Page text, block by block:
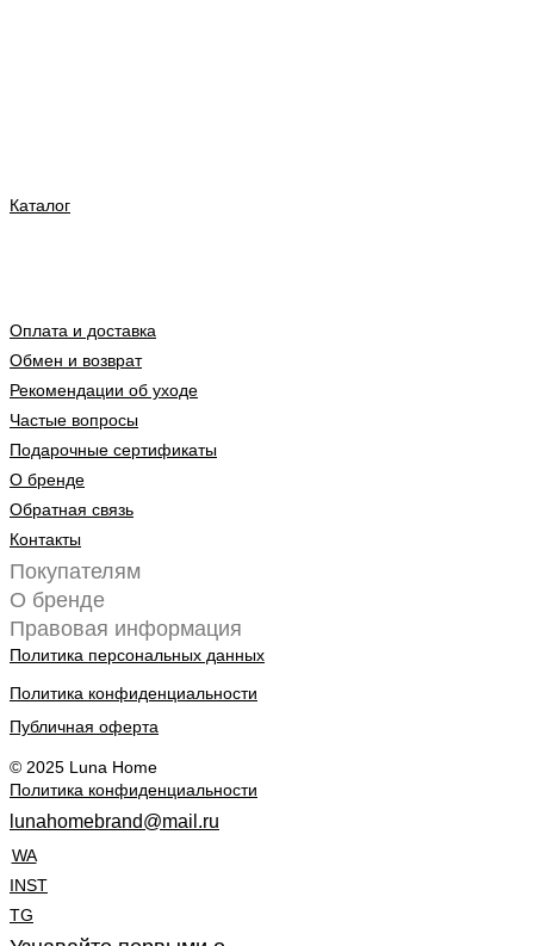
Каталог
Оплата и доставка
Обмен и возврат
Рекомендации об уходе
Частые вопросы
Подарочные сертификаты
О бренде
Обратная связь
Контакты
Покупателям
О бренде
Правовая информация
Политика персональных данных
Политика конфиденциальности
Публичная оферта
© 2025 Luna Home
Политика конфиденциальности
lunahomebrand@mail.ru
WA
INST
TG